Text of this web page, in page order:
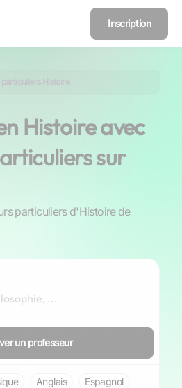
Inscription
Histoire
Histoire avec
sur
particuliers d'Histoire de
un professeur
Anglais
Espagnol